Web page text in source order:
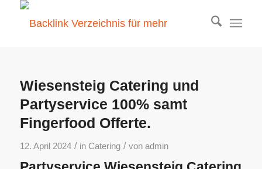
Wiesensteig Catering und
Partyservice 100% samt
Fingerfood Offerte.
12. April 2024 / in Catering / von admin